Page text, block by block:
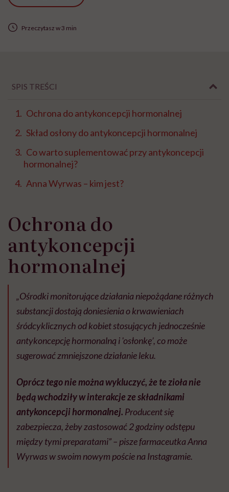
Przeczytasz w 3 min
SPIS TREŚCI
Ochrona do antykoncepcji hormonalnej
Skład osłony do antykoncepcji hormonalnej
Co warto suplementować przy antykoncepcji
hormonalnej?
Anna Wyrwas – kim jest?
Ochrona do
antykoncepcji
hormonalnej
„Ośrodki monitorujące działania niepożądane różnych
substancji dostają doniesienia o krwawieniach
śródcyklicznych od kobiet stosujących jednocześnie
antykoncepcję hormonalną i 'osłonkę’, co może
sugerować zmniejszone działanie leku.
Oprócz tego nie można wykluczyć, że te zioła nie
będą wchodziły w interakcje ze składnikami
antykoncepcji hormonalnej. Producent się
zabezpiecza, żeby zastosować 2 godziny odstępu
między tymi preparatami” – pisze farmaceutka Anna
Wyrwas w swoim nowym poście na Instagramie.